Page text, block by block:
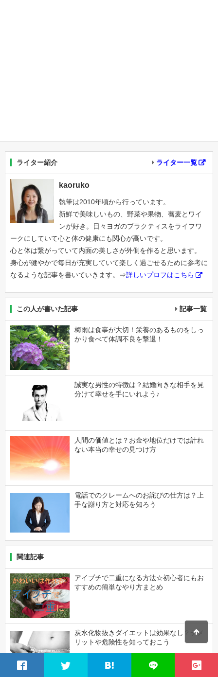
ライター紹介 ライター一覧
kaoruko
執筆は2010年頃から行っています。
新鮮で美味しいもの、野菜や果物、蕎麦とワイ
ンが好き。日々ヨガのプラクティスをライフワ
ークにしていて心と体の健康にも関心が高いです。
心と体は繋がっていて内面の美しさが外側を作ると思います。
身心が健やかで毎日が充実していて楽しく過ごせるために参考に
なるような記事を書いていきます。⇒詳しいプロフはこちら
この人が書いた記事 記事一覧
梅雨は食事が大切！栄養のあるものをしっ
かり食べて体調不良を撃退！
誠実な男性の特徴は？結婚向きな相手を見
分けて幸せを手にいれよう♪
人間の価値とは？お金や地位だけでは計れ
ない本当の幸せの見つけ方
電話でのクレームへのお詫びの仕方は？上
手な謝り方と対応を知ろう
関連記事
アイプチで二重になる方法☆初心者にもお
すすめの簡単なやり方まとめ
炭水化物抜きダイエットは効果なし？デメ
リットや危険性を知っておこう